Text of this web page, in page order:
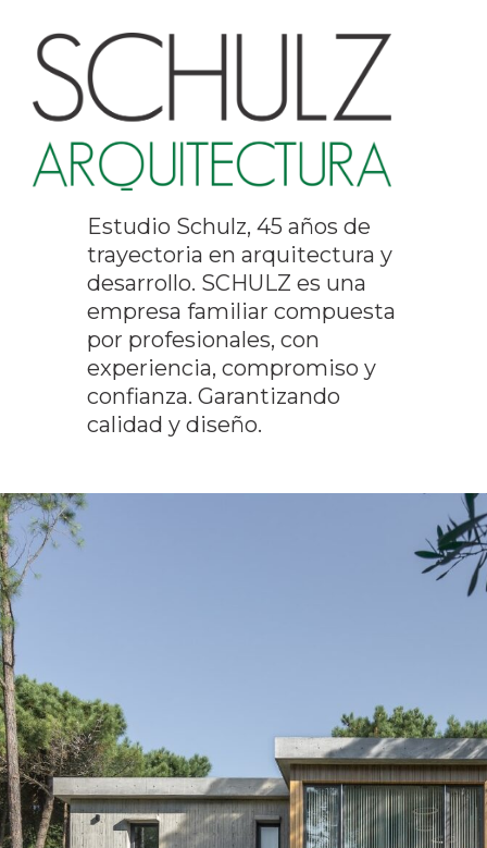
Estudio Schulz, 45 años de
trayectoria en arquitectura y
desarrollo. SCHULZ es una
empresa familiar compuesta
por profesionales, con
experiencia, compromiso y
confianza. Garantizando
calidad y diseño.